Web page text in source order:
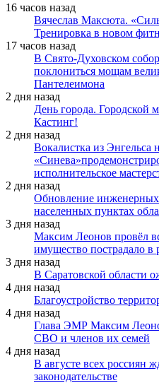
16 часов назад
Вячеслав Максюта.
Тренировка в новом
17 часов назад
В Свято-Духовском
поклониться мощам
Пантелеимона
2 дня назад
День города. Городской
Кастинг!
2 дня назад
Вокалистка из Энгельса
исполнительское
2 дня назад
Обновление
населенных пунктах
3 дня назад
Максим Леонов провёл
имущество пострадало в
3 дня назад
В Саратовской области
4 дня назад
Благоустройство
4 дня назад
Глава ЭМР Максим
СВО и членов их семей
4 дня назад
В августе всех россиян
законодательстве